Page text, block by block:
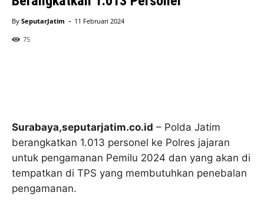
By SeputarJatim - 11 Februari 2024
75
Surabaya,seputarjatim.co.id – Polda Jatim
berangkatkan 1.013 personel ke Polres jajaran
untuk pengamanan Pemilu 2024 dan yang akan di
tempatkan di TPS yang membutuhkan penebalan
pengamanan.